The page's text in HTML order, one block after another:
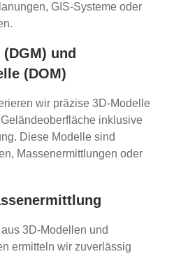
GIS-Systeme oder
und
(DOM)
wir präzise 3D-Modelle
inklusive
Diese Modelle sind
Massenermittlungen oder
3D-Modellen und
ermitteln wir zuverlässig